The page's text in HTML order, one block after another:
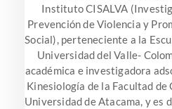
Instituto CISALVA
Prevención de Violencia y
Social), perteneciente a la
Universidad del Valle-
académica e investigadora
Kinesiología de la Facultad de
Universidad de Atacama, y es